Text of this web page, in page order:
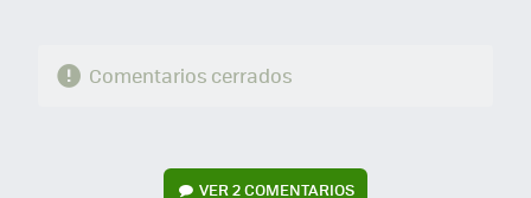
Comentarios cerrados
VER2 COMENTARIOS